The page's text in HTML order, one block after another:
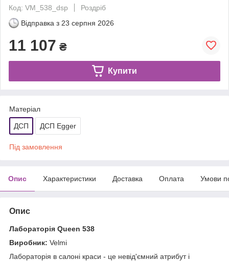
Код: VM_538_dsp
Роздріб
Відправка з 23 серпня 2026
11 107 ₴
Купити
Матеріал
ДСП ДСП Egger
Під замовлення
Опис Характеристики Доставка Оплата Умови
Опис
Лабораторія Queen 538
Виробник: Velmi
Лабораторія в салоні краси - це невід'ємний атрибут і